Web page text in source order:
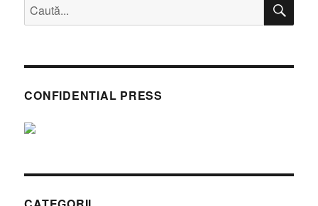
Caută
după:
CONFIDENTIAL PRESS